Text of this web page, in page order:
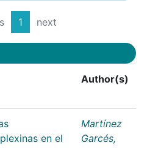
1 next
Author(s)
en el
Martínez
Garcés,